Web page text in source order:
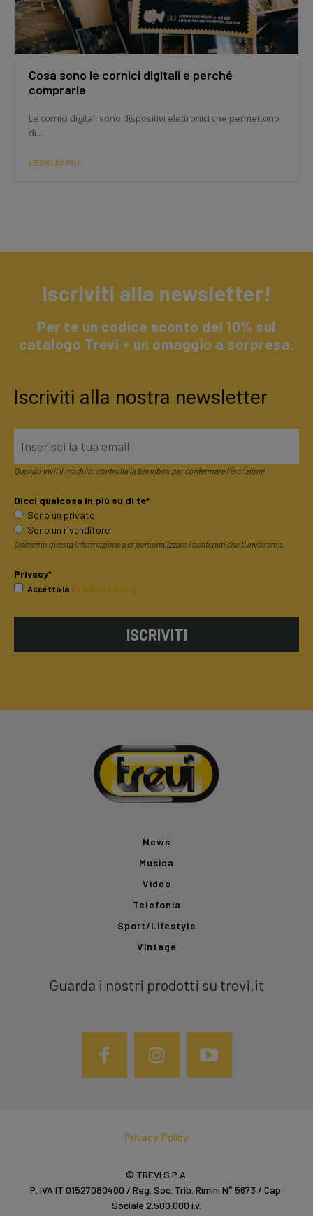
Cosa sono le cornici digitali e perché
comprarle
Le cornici digitali sono dispositivi elettronici che permettono
di...
LEGGI DI PIÙ
Iscriviti alla newsletter!
Per te un codice sconto del 10% sul
catalogo Trevi + un omaggio a sorpresa.
Iscriviti alla nostra newsletter
Quando invii il modulo, controlla la tua inbox per confermare l'iscrizione
Dicci qualcosa in più su di te*
Sono un privato
Sono un rivenditore
Useremo questa informazione per personalizzare i contenuti che ti invieremo.
Privacy*
Accetto la Privacy Policy
ISCRIVITI
News
Musica
Video
Telefonia
Sport/Lifestyle
Vintage
Guarda i nostri prodotti su trevi.it
Privacy Policy
© TREVI S.P.A.
P. IVA IT 01527080400 / Reg. Soc. Trib. Rimini N° 5673 / Cap.
Sociale 2.500.000 i.v.